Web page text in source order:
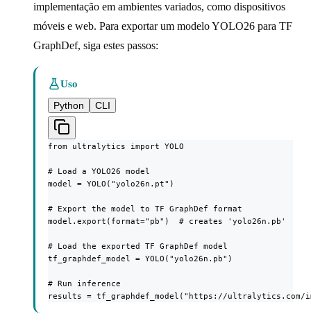
implementação em ambientes variados, como dispositivos
móveis e web. Para exportar um modelo YOLO26 para TF
GraphDef, siga estes passos:
Uso
Python
CLI
from ultralytics import YOLO
# Load a YOLO26 model
model = YOLO("yolo26n.pt")
# Export the model to TF GraphDef format
model.export(format="pb")  # creates 'yolo26n.pb'
# Load the exported TF GraphDef model
tf_graphdef_model = YOLO("yolo26n.pb")
# Run inference
results = tf_graphdef_model("https://ultralytics.com/